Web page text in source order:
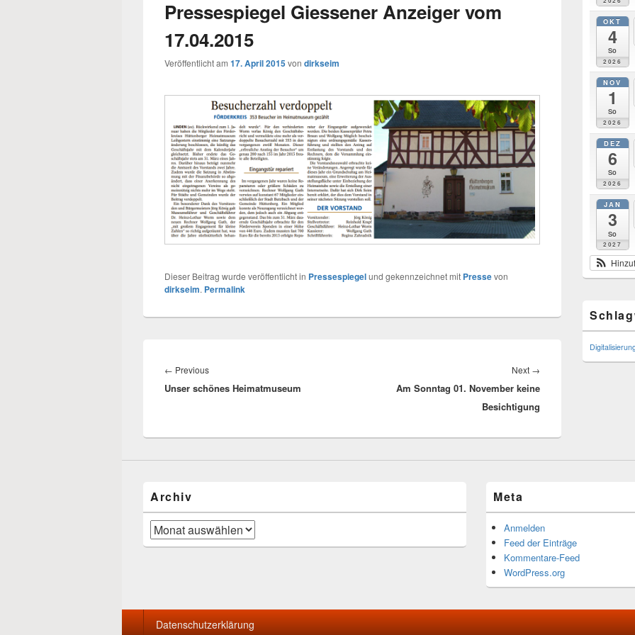
Pressespiegel Giessener Anzeiger vom
17.04.2015
Veröffentlicht am 17. April 2015von dirkseim
Dieser Beitrag wurde veröffentlicht in Pressespiegelund gekennzeichnet mit Pressevon
dirkseim. Permalink
Navigation
← PreviousPrevious
post:
Unser schönes Heimatmuseum
Next →
post:
Am Sonntag 01. November keine
Besichtigung
OKT
4
So
2026
NOV
1
So
2026
DEZ
6
So
2026
JAN
3
So
2027
Archiv
Archiv
Meta
Anmelden
Feed der Einträge
Kommentare-Feed
WordPress.org
Seitenfuß-Datenschutzerklärung